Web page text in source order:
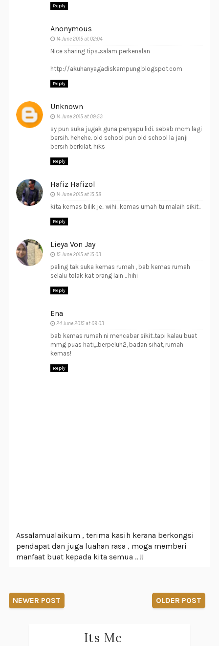
Reply
Anonymous
14 June 2015 at 02:04
Nice sharing tips..salam perkenalan
http://akuhanyagadiskampung.blogspot.com
Reply
Unknown
14 June 2015 at 09:53
sy pun suka jugak guna penyapu lidi. sebab mcm lagi
bersih. hehehe. old school pun old school la janji
bersih berkilat. hiks
Reply
Hafiz Hafizol
14 June 2015 at 15:58
kita kemas bilik je.. wihi.. kemas umah tu malaih sikit..
Reply
Lieya Von Jay
15 June 2015 at 15:03
paling tak suka kemas rumah , bab kemas rumah
selalu tolak kat orang lain .. hihi
Reply
Ena
24 June 2015 at 09:03
bab kemas rumah ni mencabar sikit..tapi kalau buat
mmg puas hati,,..berpeluh2, badan sihat, rumah
kemas!
Reply
Assalamualaikum , terima kasih kerana berkongsi
pendapat dan juga luahan rasa , moga memberi
manfaat buat kepada kita semua .. !!
NEWER POST OLDER POST
Its Me